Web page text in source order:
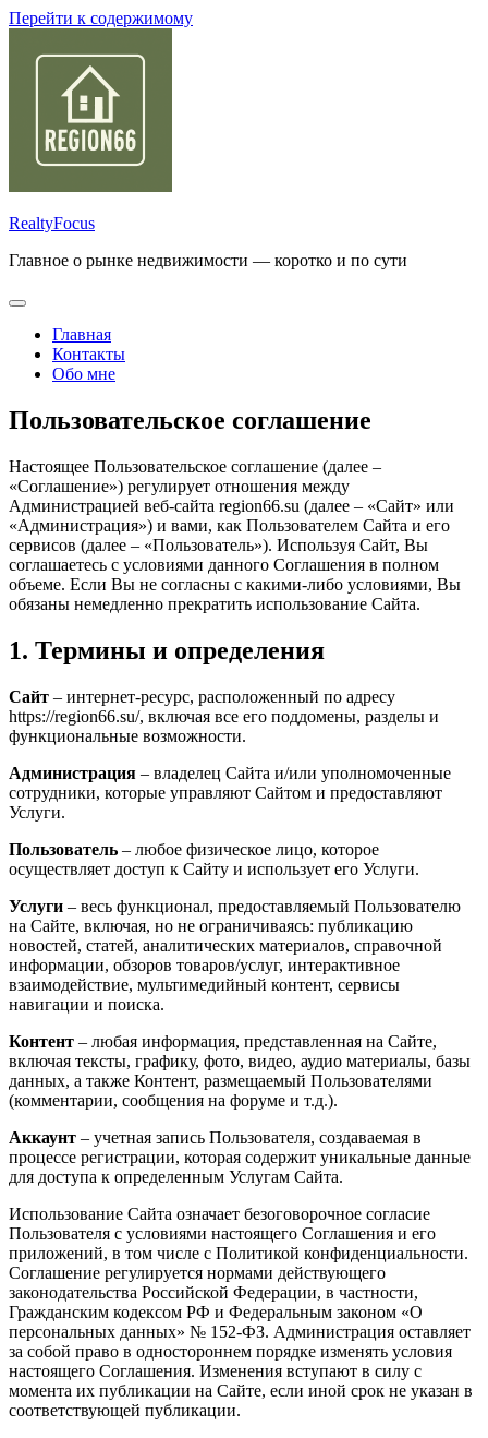
Перейти к содержимому
RealtyFocus
Главное о рынке недвижимости — коротко и по сути
Главная
Контакты
Обо мне
Пользовательское соглашение
Настоящее Пользовательское соглашение (далее –
«Соглашение») регулирует отношения между
Администрацией веб-сайта region66.su (далее – «Сайт» или
«Администрация») и вами, как Пользователем Сайта и его
сервисов (далее – «Пользователь»). Используя Сайт, Вы
соглашаетесь с условиями данного Соглашения в полном
объеме. Если Вы не согласны с какими-либо условиями, Вы
обязаны немедленно прекратить использование Сайта.
1. Термины и определения
Сайт – интернет-ресурс, расположенный по адресу
https://region66.su/, включая все его поддомены, разделы и
функциональные возможности.
Администрация – владелец Сайта и/или уполномоченные
сотрудники, которые управляют Сайтом и предоставляют
Услуги.
Пользователь – любое физическое лицо, которое
осуществляет доступ к Сайту и использует его Услуги.
Услуги – весь функционал, предоставляемый Пользователю
на Сайте, включая, но не ограничиваясь: публикацию
новостей, статей, аналитических материалов, справочной
информации, обзоров товаров/услуг, интерактивное
взаимодействие, мультимедийный контент, сервисы
навигации и поиска.
Контент – любая информация, представленная на Сайте,
включая тексты, графику, фото, видео, аудио материалы, базы
данных, а также Контент, размещаемый Пользователями
(комментарии, сообщения на форуме и т.д.).
Аккаунт – учетная запись Пользователя, создаваемая в
процессе регистрации, которая содержит уникальные данные
для доступа к определенным Услугам Сайта.
Использование Сайта означает безоговорочное согласие
Пользователя с условиями настоящего Соглашения и его
приложений, в том числе с Политикой конфиденциальности.
Соглашение регулируется нормами действующего
законодательства Российской Федерации, в частности,
Гражданским кодексом РФ и Федеральным законом «О
персональных данных» № 152-ФЗ. Администрация оставляет
за собой право в одностороннем порядке изменять условия
настоящего Соглашения. Изменения вступают в силу с
момента их публикации на Сайте, если иной срок не указан в
соответствующей публикации.